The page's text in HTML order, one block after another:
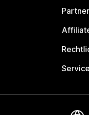
Partner